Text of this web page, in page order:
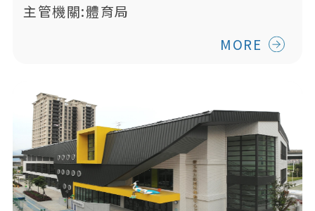
主管機關:體育局
MORE